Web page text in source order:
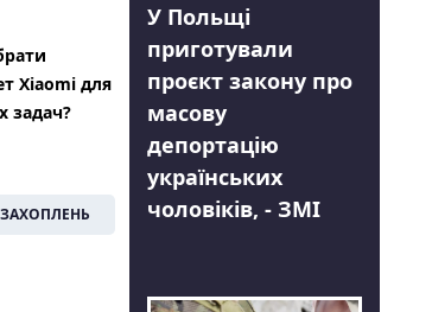
Xiaomi для
задач?
ЗАХОПЛЕНЬ
У Польщі
приготували
проєкт закону про
масову
депортацію
українських
чоловіків, - ЗМІ